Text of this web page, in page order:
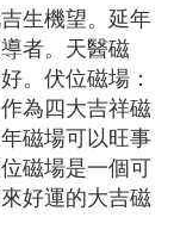
生機望。延年
者。天醫磁
。伏位磁場：
為四大吉祥磁
磁場可以旺事
磁場是一個可
好運的大吉磁